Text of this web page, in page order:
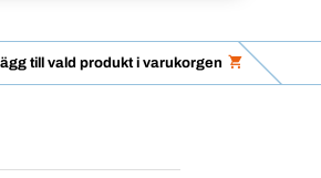
till vald produkt i varukorgen